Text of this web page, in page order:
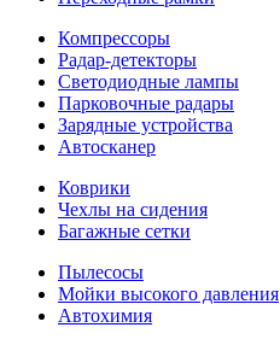
Компрессоры
Радар-детекторы
Светодиодные лампы
Парковочные радары
Зарядные устройства
Автосканер
Коврики
Чехлы на сидения
Багажные сетки
Пылесосы
Мойки высокого давления
Автохимия